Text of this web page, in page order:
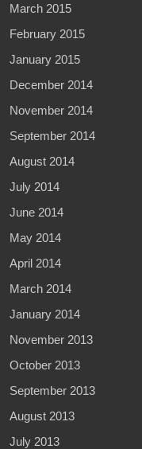
March 2015
February 2015
January 2015
December 2014
November 2014
September 2014
August 2014
July 2014
June 2014
May 2014
April 2014
March 2014
January 2014
November 2013
October 2013
September 2013
August 2013
July 2013